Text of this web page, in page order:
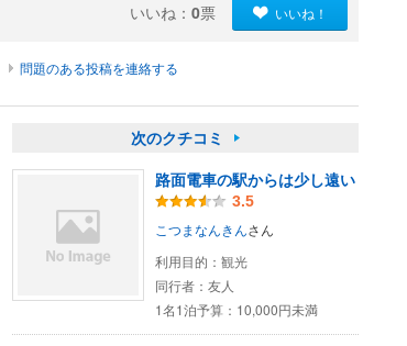
いいね： 0票 いいね！
問題のある投稿を連絡する
次のクチコミ
路面電車の駅からは少し遠い
3.5
こつまなんきんさん
利用目的： 観光
同行者： 友人
1名1泊予算： 10,000円未満